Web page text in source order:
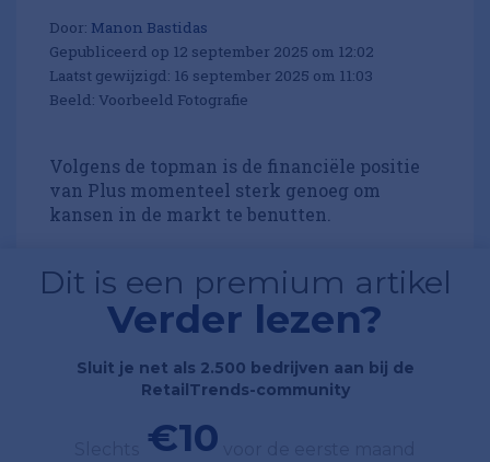
Door: Manon Bastidas
Gepubliceerd op 12 september 2025 om 12:02
Laatst gewijzigd: 16 september 2025 om 11:03
Beeld: Voorbeeld Fotografie
Volgens de topman is de financiële positie
van Plus momenteel sterk genoeg om
kansen in de markt te benutten.
Dit is een premium artikel
Verder lezen?
Sluit je net als 2.500 bedrijven aan bij de
RetailTrends-community
€10